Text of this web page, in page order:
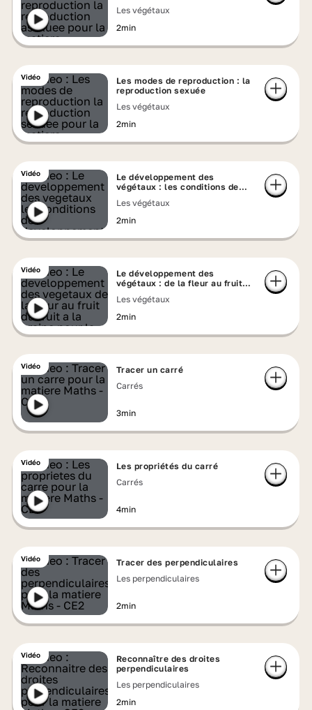
Les végétaux
2min
Vidéo
Les modes de reproduction : la
reproduction sexuée
Les végétaux
2min
Vidéo
Le développement des
végétaux : les conditions de
Les végétaux
2min
Vidéo
Le développement des
végétaux : de la fleur au fruit,
Les végétaux
2min
Vidéo
Tracer un carré
Carrés
3min
Vidéo
Les propriétés du carré
Carrés
4min
Vidéo
Tracer des perpendiculaires
Les perpendiculaires
2min
Vidéo
Reconnaître des droites
perpendiculaires
Les perpendiculaires
2min